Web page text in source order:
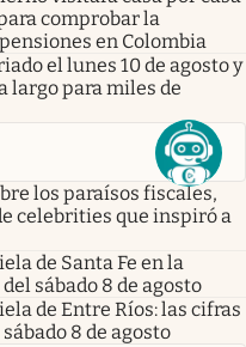
comprobar la
en Colombia
el lunes 10 de agosto y
largo para miles de
los paraísos fiscales,
celebrities que inspiró a
de Santa Fe en la
sábado 8 de agosto
de Entre Ríos: las cifras
8 de agosto